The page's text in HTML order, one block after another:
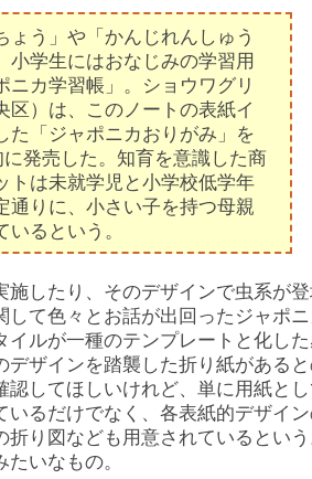
う」や「かんじれんしゅう
小学生にはおなじみの学習用
ニカ学習帳」。ショウワグリ
区）は、このノートの表紙イ
た「ジャポニカおりがみ」を
発売した。知育を意識した商
トは未就学児と小学校低学年
通りに、小さい子を持つ母親
るという。
施したり、そのデザインで虫系が
して色々とお話が出回ったジャポ
イルが一種のテンプレートと化し
デザインを踏襲した折り紙がある
認してほしいけれど、単に用紙と
いるだけでなく、各表紙的デザイ
り図なども用意されているという
いなもの。